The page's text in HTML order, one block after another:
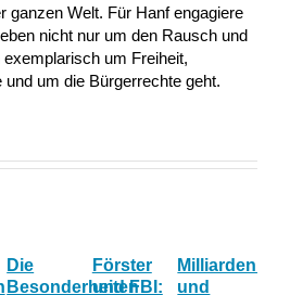
ganzen Welt. Für Hanf engagiere
nicht nur um den Rausch und
um Freiheit,
und um die Bürgerrechte geht.
Die
Besonderheiten
Förster
und FBI:
und